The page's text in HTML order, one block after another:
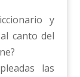
y
canto del
las